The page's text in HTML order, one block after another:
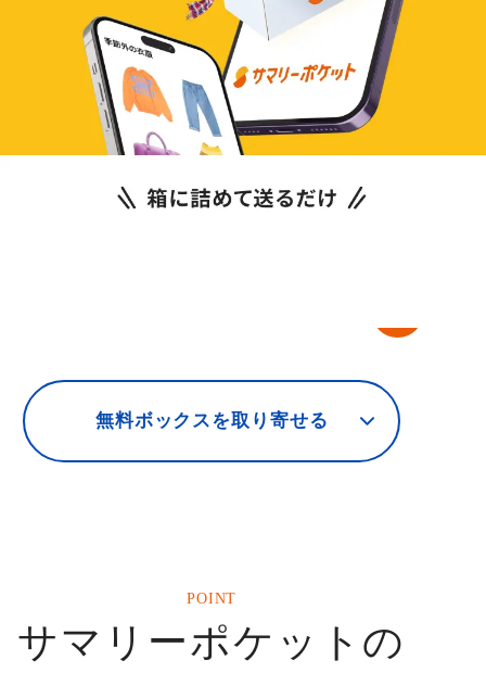
※1箱からお預け入れは可能です。
無料ボックスを取り寄せる
POINT
サマリーポケットの